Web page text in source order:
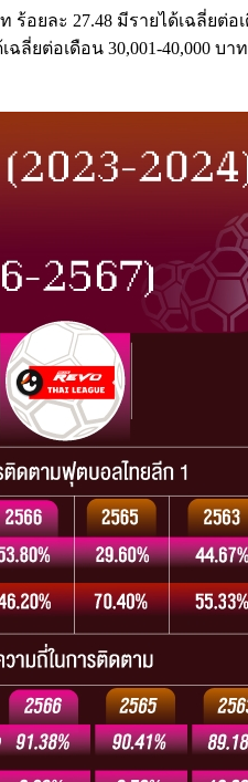
ร้อยละ 27.48 มีรายได้เฉลี่ยต่อ
ลี่ยต่อเดือน 30,001-40,000 บา